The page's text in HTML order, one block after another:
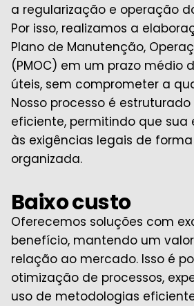
a regularização e operação
Por isso, realizamos a
Plano de Manutenção,
(PMOC) em um prazo médio
úteis, sem comprometer a
Nosso processo é
eficiente, permitindo que
às exigências legais de
organizada.
Baixo custo
Oferecemos soluções com
benefício, mantendo um
relação ao mercado. Isso é
otimização de processos,
uso de metodologias